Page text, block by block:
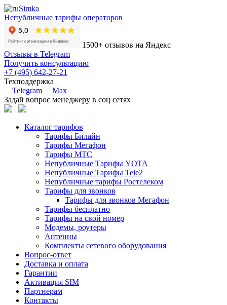
Непубличные тарифы операторов
1500+ отзывов на Яндекс
Отзывы в Telegram
Получить консультацию
+7 (495) 642-27-21
Техподдержка
Telegram
Max
Задай вопрос менеджеру в соц сетях
Каталог тарифов
Тарифы Билайн
Тарифы Мегафон
Тарифы МТС
Непубличные Тарифы YOTA
Непубличные Тарифы Tele2
Непубличные тарифы Ростелеком
Тарифы для звонков
Тарифы для звонков Мегафон
Тарифы бесплатно
Тарифы на свой номер
Модемы, роутеры
Антенны
Комплекты сетевого оборудования
Вопрос-ответ
Доставка и оплата
Гарантии
Активация SIM
Партнерам
Контакты